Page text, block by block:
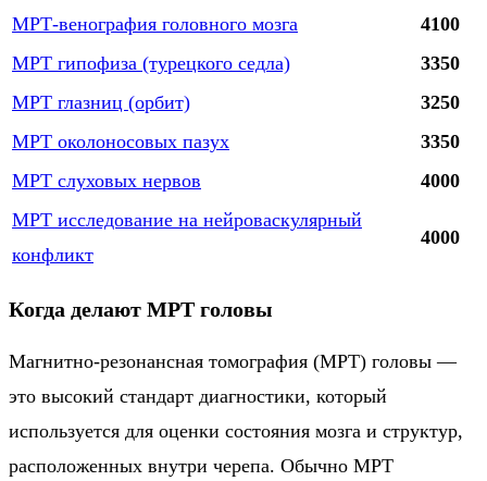
МРТ-венография головного мозга
4100
МРТ гипофиза (турецкого седла)
3350
МРТ глазниц (орбит)
3250
МРТ околоносовых пазух
3350
МРТ слуховых нервов
4000
МРТ исследование на нейроваскулярный
конфликт
4000
Когда делают МРТ головы
Магнитно-резонансная томография (МРТ) головы —
это высокий стандарт диагностики, который
используется для оценки состояния мозга и структур,
расположенных внутри черепа. Обычно МРТ